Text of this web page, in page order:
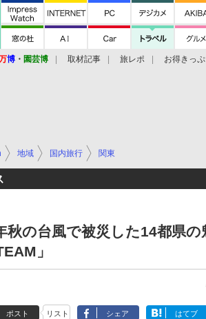
博 ・ 園芸博 取材記事 旅レポ お得きっぷ
地域 国内旅行 関東
秋の台風で被災した14都県
」
ポスト リスト シェア はてブ